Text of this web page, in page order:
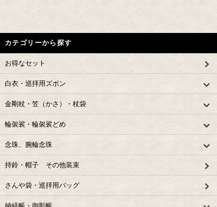
カテゴリーから探す
お得なセット
白衣・巡拝用ズボン
金剛杖・笠（かさ）・杖袋
輪袈裟・輪袈裟どめ
念珠、腕輪念珠
持鈴・帽子 その他装束
さんや袋・巡拝用バッグ